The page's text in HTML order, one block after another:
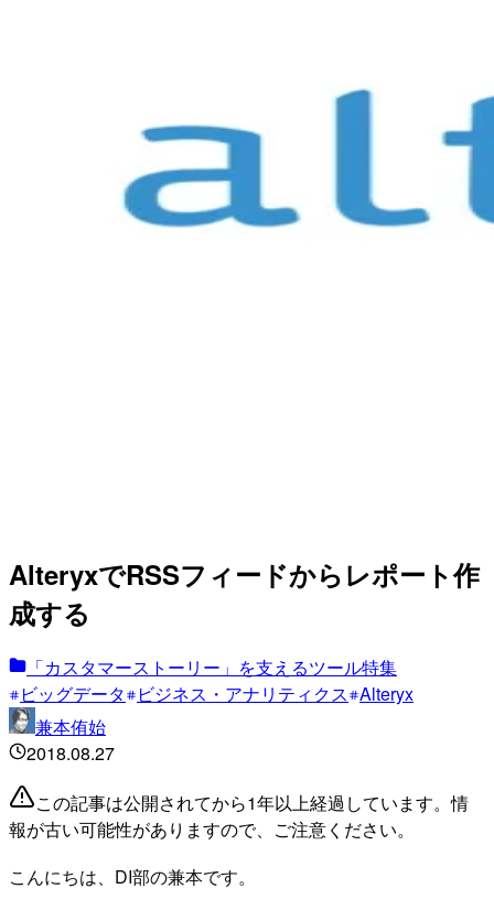
AlteryxでRSSフィードからレポート作
成する
「カスタマーストーリー」を支えるツール特集
ビッグデータ
ビジネス・アナリティクス Alteryx
兼本侑始
2018.08.27
この記事は公開されてから1年以上経過しています。情
報が古い可能性がありますので、ご注意ください。
こんにちは、DI部の兼本です。